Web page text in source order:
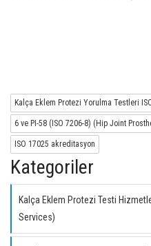
Kalça Eklem Protezi Yorulma Testleri
6 ve PI-58 (ISO 7206-8) (Hip Joint
ISO 17025 akreditasyon
Kategoriler
Kalça Eklem Protezi Testi
Services)